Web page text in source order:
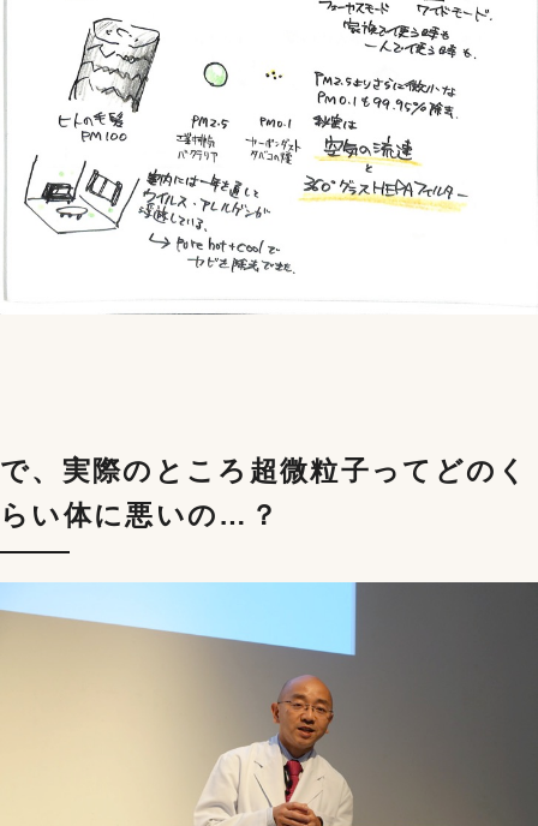
で、実際のところ超微粒子ってどのく
らい体に悪いの…？